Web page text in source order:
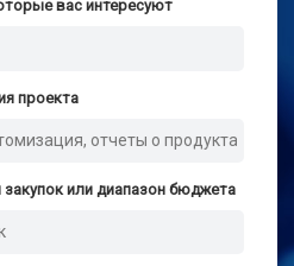
вас интересуют
проекта
или диапазон бюджета